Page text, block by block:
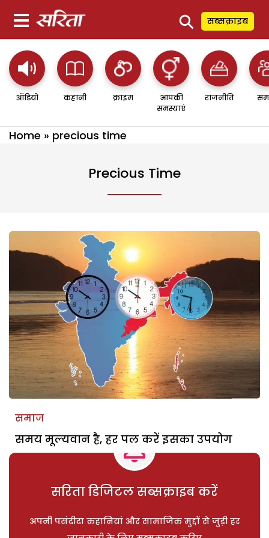
⚲ सब्सक्राइब
ऑडियो कहानी क्राइम
आपकी
समस्याएं
राजनीति
Home » precious time
Precious Time
समाज
समय मूल्यवान है, हर पल करें इसका उपयोग
सरिता डिजिटल सब्सक्राइब करें
अपनी पसंदीदा कहानियां और सामाजिक मुद्दों से जुड़ी हर